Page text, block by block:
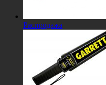
Распродажа